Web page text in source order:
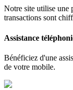
Notre site utilise une
transactions sont
Assistance
Bénéficiez d'une
de votre mobile.